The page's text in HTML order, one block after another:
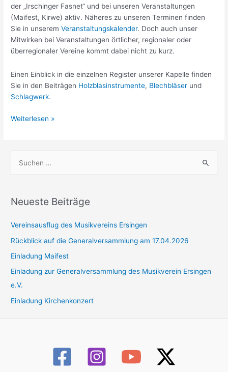
der „Irschinger Fasnet“ und bei unseren Veranstaltungen
(Maifest, Kirwe) aktiv. Näheres zu unseren Terminen finden
Sie in unseremVeranstaltungskalender. Doch auch unser
Mitwirken bei Veranstaltungen örtlicher, regionaler oder
überregionaler Vereine kommt dabei nicht zu kurz.
Einen Einblick in die einzelnen Register unserer Kapelle finden
Sie in den Beiträgen Holzblasinstrumente, Blechbläser und
Schlagwerk.
Großes
Weiterlesen »
h
n
n
a
Neueste Beiträge
Vereinsausflug des Musikvereins Ersingen
Rückblick auf die Generalversammlung am 17.04.2026
Einladung Maifest
Einladung zur Generalversammlung des Musikverein Ersingen
e.V.
Einladung Kirchenkonzert